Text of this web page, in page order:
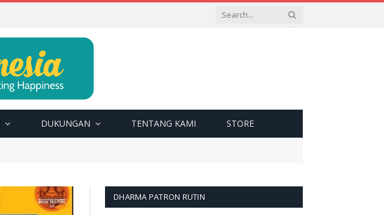
DUKUNGAN TENTANG KAMI STORE
DHARMA PATRON RUTIN